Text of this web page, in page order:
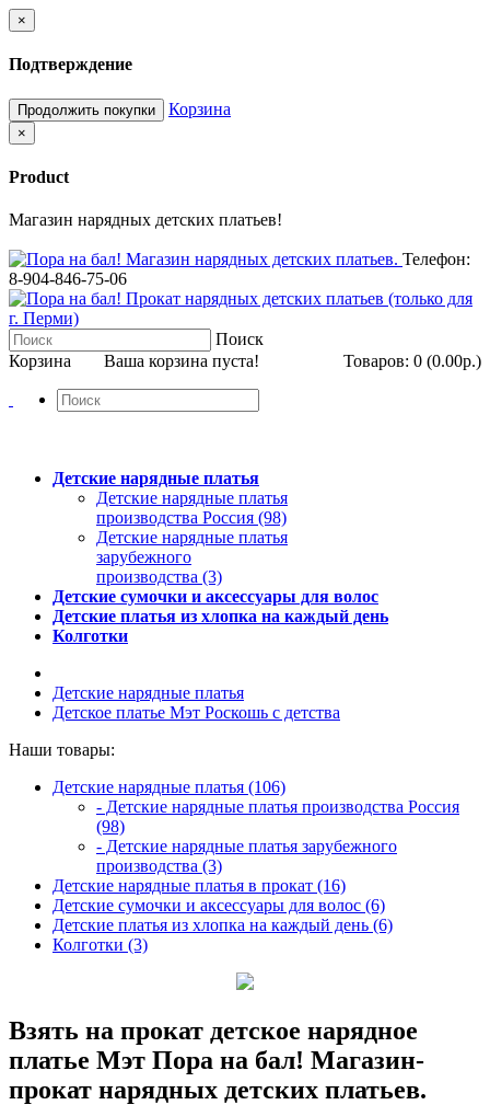
×
Подтверждение
Продолжить покупки Корзина
×
Product
Магазин нарядных детских платьев!
Телефон:
8-904-846-75-06
Поиск
Корзина
Товаров: 0 (0.00р.)
Ваша корзина пуста!
Детские нарядные платья
Детские нарядные платья
производства Россия (98)
Детские нарядные платья
зарубежного
производства (3)
Детские сумочки и аксессуары для волос
Детские платья из хлопка на каждый день
Колготки
Детские нарядные платья
Детское платье Мэт Роскошь с детства
Наши товары:
Детские нарядные платья (106)
- Детские нарядные платья производства Россия
(98)
- Детские нарядные платья зарубежного
производства (3)
Детские нарядные платья в прокат (16)
Детские сумочки и аксессуары для волос (6)
Детские платья из хлопка на каждый день (6)
Колготки (3)
Взять на прокат детское нарядное
платье Мэт Пора на бал! Магазин-
прокат нарядных детских платьев.